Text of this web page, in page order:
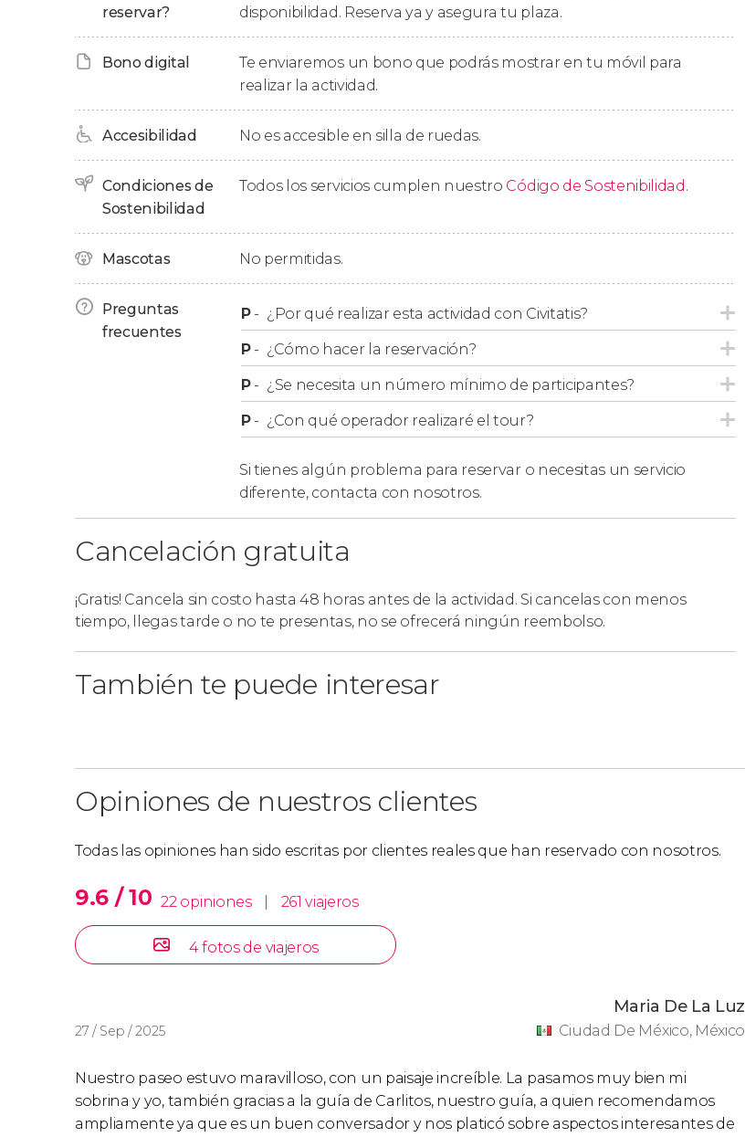
Recogida
La recogida se realiza en los hoteles ubicados dentro del
encontraremos en el
número 29 de Maakuntakatu
y disponibilidad. Tras hacer vuestra reserva, nos pondremos en contacto con vosotros para
concretaros la hora exacta.
reservar?
disponibilidad. Reserva ya y asegura tu plaza.
Bono digital
Te enviaremos un bono que podrás mostrar en tu móvil para
realizar la actividad.
Accesibilidad No es accesible en silla de ruedas.
Condiciones de
Sostenibilidad
Todos los servicios cumplen nuestro Código de Sostenibilidad .
Mascotas No permitidas.
Preguntas
frecuentes
P- ¿Por qué realizar esta actividad con Civitatis?
P- ¿Cómo hacer la reservación?
P- ¿Se necesita un número mínimo de participantes?
P- ¿Con qué operador realizaré el tour?
Si tienes algún problema para reservar o necesitas un servicio
diferente, contacta con nosotros.
Cancelación gratuita
¡Gratis! Cancela sin costo hasta 48 horas antes de la actividad. Si cancelas con menos
tiempo, llegas tarde o no te presentas, no se ofrecerá ningún reembolso.
También te puede interesar
Opiniones de nuestros clientes
Todas las opiniones han sido escritas por clientes reales que han reservado con nosotros.
9.6 / 10 22 opiniones 261 viajeros
4 fotos de viajeros
27 / Sep / 2025
Maria De La Luz
Ciudad De México, México
Nuestro paseo estuvo maravilloso, con un paisaje increíble. La pasamos muy bien mi
sobrina y yo, también gracias a la guía de Carlitos, nuestro guía, a quien recomendamos
ampliamente ya que es un buen conversador y nos platicó sobre aspectos interesantes de